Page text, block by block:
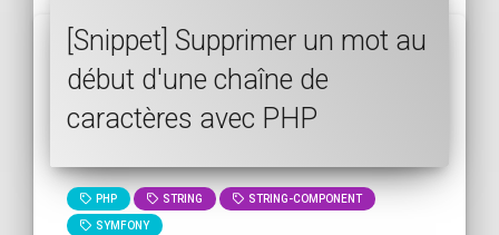
[Snippet] Supprimer un mot au
début d'une chaîne de
caractères avec PHP
PHP STRING STRING-COMPONENT
SYMFONY